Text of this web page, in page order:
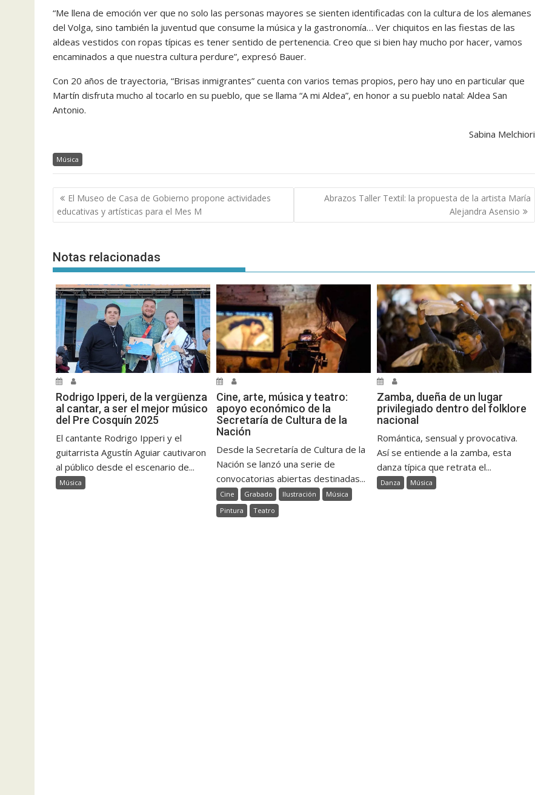
“Me llena de emoción ver que no solo las personas mayores se sienten identificadas con la cultura de los alemanes
del Volga, sino también la juventud que consume la música y la gastronomía… Ver chiquitos en las fiestas de las
aldeas vestidos con ropas típicas es tener sentido de pertenencia. Creo que si bien hay mucho por hacer, vamos
encaminados a que nuestra cultura perdure”, expresó Bauer.
Con 20 años de trayectoria, “Brisas inmigrantes” cuenta con varios temas propios, pero hay uno en particular que
Martín disfruta mucho al tocarlo en su pueblo, que se llama “A mi Aldea”, en honor a su pueblo natal: Aldea San
Antonio.
Sabina Melchiori
Música
Navegación
de
entradas
El Museo de Casa de Gobierno propone actividades
educativas y artísticas para el Mes M
Abrazos Taller Textil: la propuesta de la artista María
Alejandra Asensio
Notas relacionadas
Rodrigo Ipperi, de la vergüenza
al cantar, a ser el mejor músico
del Pre Cosquín 2025
El cantante Rodrigo Ipperi y el
guitarrista Agustín Aguiar cautivaron
al público desde el escenario de...
Música
Cine, arte, música y teatro:
apoyo económico de la
Secretaría de Cultura de la
Nación
Desde la Secretaría de Cultura de la
Nación se lanzó una serie de
convocatorias abiertas destinadas...
Cine Grabado Ilustración
Música
Pintura
Teatro
Zamba, dueña de un lugar
privilegiado dentro del folklore
nacional
Romántica, sensual y provocativa.
Así se entiende a la zamba, esta
danza típica que retrata el...
Danza Música